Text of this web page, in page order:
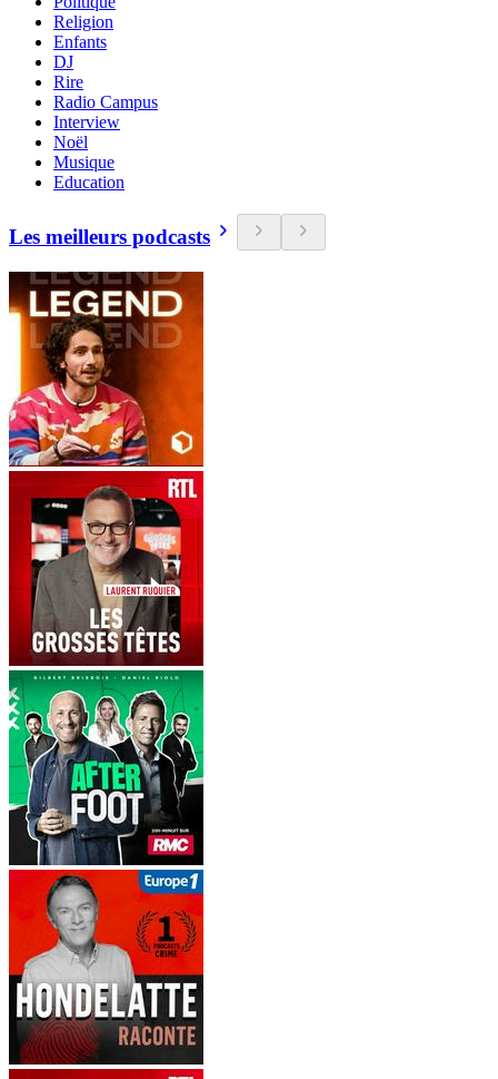
Religion
Enfants
DJ
Rire
Radio Campus
Interview
Noël
Musique
Education
Les meilleurs podcasts